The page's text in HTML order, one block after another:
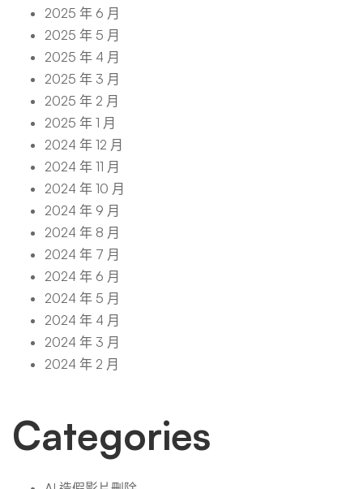
2025 年 6 月
2025 年 5 月
2025 年 4 月
2025 年 3 月
2025 年 2 月
2025 年 1 月
2024 年 12 月
2024 年 11 月
2024 年 10 月
2024 年 9 月
2024 年 8 月
2024 年 7 月
2024 年 6 月
2024 年 5 月
2024 年 4 月
2024 年 3 月
2024 年 2 月
Categories